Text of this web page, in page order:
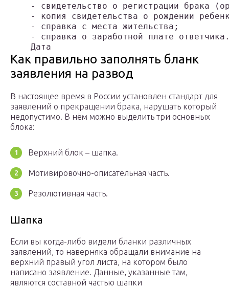
- свидетельство о регистрации брака
- копия свидетельства о рождении
    - справка с места жительства;
- справка о заработной плате
Дата
Как правильно заполнять бланк
заявления на развод
В настоящее время в России установлен стандарт для
заявлений о прекращении брака, нарушать который
недопустимо. В нём можно выделить три основных
блока:
Верхний блок – шапка.
Мотивировочно-описательная часть.
Резолютивная часть.
Шапка
Если вы когда-либо видели бланки различных
заявлений, то наверняка обращали внимание на
верхний правый угол листа, на котором было
написано заявление. Данные, указанные там,
являются составной частью шапки